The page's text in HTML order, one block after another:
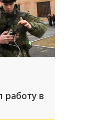
работу в